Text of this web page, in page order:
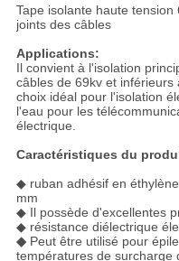
DE
Tape isolante haute
joints des câbles
Applications:
Il convient à l'isolation
câbles de 69kv et
choix idéal pour l'isolation
l'eau pour les
électrique.
Caractéristiques du
◆ ruban adhésif en
mm
◆ Il possède d'excellentes
◆ résistance diélectrique
◆ Peut être utilisé pour
températures de surcharge